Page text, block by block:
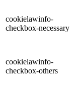
cookielawinfo-
checkbox-necessary
cookielawinfo-
checkbox-others